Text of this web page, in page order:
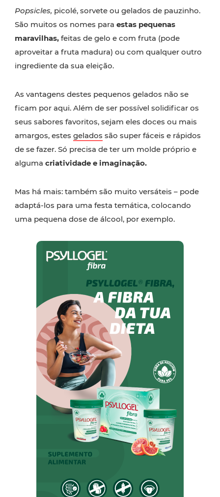
Popsicles, picolé, sorvete ou gelados de pauzinho.
São muitos os nomes para estas pequenas
maravilhas, feitas de gelo e com fruta (pode
aproveitar a fruta madura) ou com qualquer outro
ingrediente da sua eleição.
As vantagens destes pequenos gelados não se
ficam por aqui. Além de ser possível solidificar os
seus sabores favoritos, sejam eles doces ou mais
amargos, estes gelados são super fáceis e rápidos
de se fazer. Só precisa de ter um molde próprio e
alguma criatividade e imaginação.
Mas há mais: também são muito versáteis – pode
adaptá-los para uma festa temática, colocando
uma pequena dose de álcool, por exemplo.